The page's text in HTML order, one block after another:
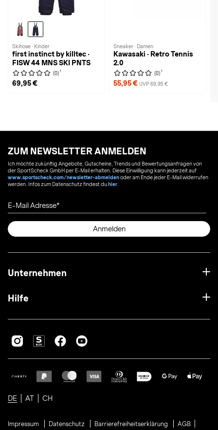
Skihose · Kinder
first instinct by killtec ·
FISW 44 MNS SKI PNTS
(0) 1
69,95 €
Sneaker · Damen
Kawasaki · Retro Tennis
2.0
(0) 1
55,95 € UVP 69,95 €
ZUM NEWSLETTER ANMELDEN
Ich möchte zukünftig Angebote, Gutscheine, Trends und Bewertungsanfragen von
der SportScheck GmbH per E-Mail erhalten. Diese Einwilligung kann jederzeit auf
www.sportscheck.com/newsletter-abmeldenoder am Ende jeder E-Mail widerrufen
werden. Infos zum Datenschutz findest duhier
E-Mail Adresse
Anmelden
Unternehmen
Hilfe
DE AT CH
Impressum Datenschutz Barrierefreiheitserklärung AGB